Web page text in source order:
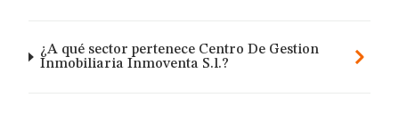
¿A qué sector pertenece Centro De Gestion
Inmobiliaria Inmoventa S.l.?